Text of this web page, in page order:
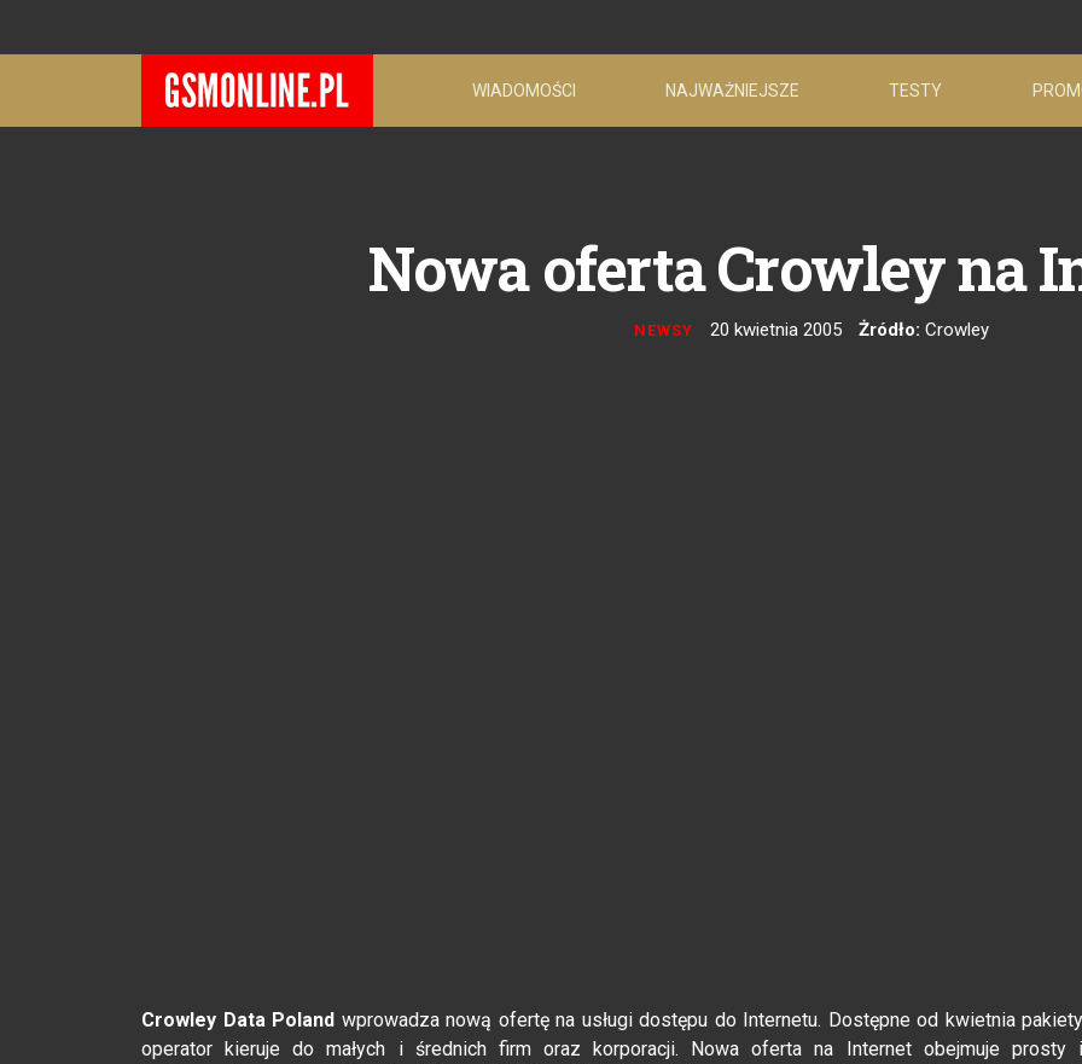
WIADOMOŚCI NAJWAŻNIEJSZE TESTY
Nowa oferta Crowley na
NEWSY 20 kwietnia 2005 Żródło: Crowley
Crowley Data Poland wprowadza nową ofertę na usługi dostępu do Internetu. Dostępne od kwietnia pakiety
operator kieruje do małych i średnich firm oraz korporacji. Nowa oferta na Internet obejmuje prosty i